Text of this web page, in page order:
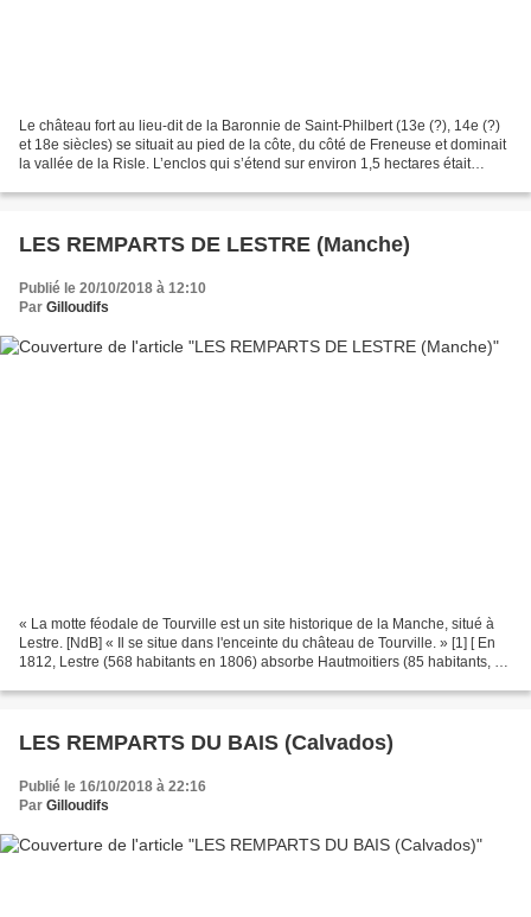
Le château fort au lieu-dit de la Baronnie de Saint-Philbert (13e (?), 14e (?)
et 18e siècles) se situait au pied de la côte, du côté de Freneuse et dominait
la vallée de la Risle. L’enclos qui s’étend sur environ 1,5 hectares était
LES REMPARTS DE LESTRE (Manche)
Publié le 20/10/2018 à 12:10
Par Gilloudifs
« La motte féodale de Tourville est un site historique de la Manche, situé à
Lestre. [NdB] « Il se situe dans l'enceinte du château de Tourville. » [1] [ En
1812, Lestre (568 habitants en 1806) absorbe Hautmoitiers (85 habitants, au
LES REMPARTS DU BAIS (Calvados)
Publié le 16/10/2018 à 22:16
Par Gilloudifs